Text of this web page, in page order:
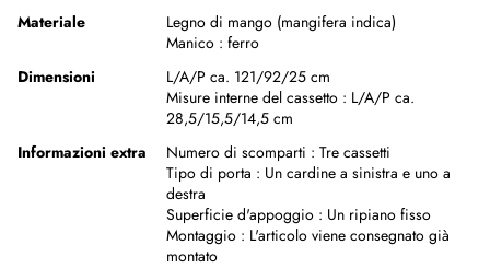
Materiale
Legno di mango (mangifera indica)
Manico : ferro
Dimensioni
L/A/P ca. 121/92/25 cm
Misure interne del cassetto : L/A/P ca.
28,5/15,5/14,5 cm
Informazioni extra
Numero di scomparti : Tre cassetti
Tipo di porta : Un cardine a sinistra e uno a
destra
Superficie d'appoggio : Un ripiano fisso
Montaggio : L'articolo viene consegnato già
montato